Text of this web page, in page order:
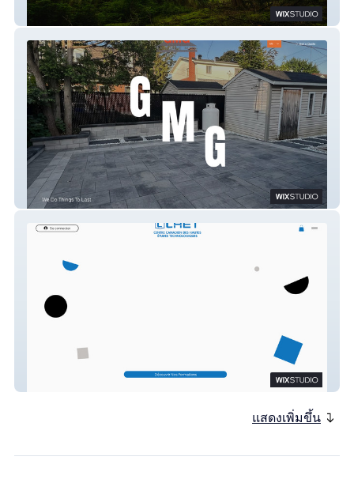
Timberwolf Tree Services
Groupe M.G.
แสดงเพิ่มขึ้น